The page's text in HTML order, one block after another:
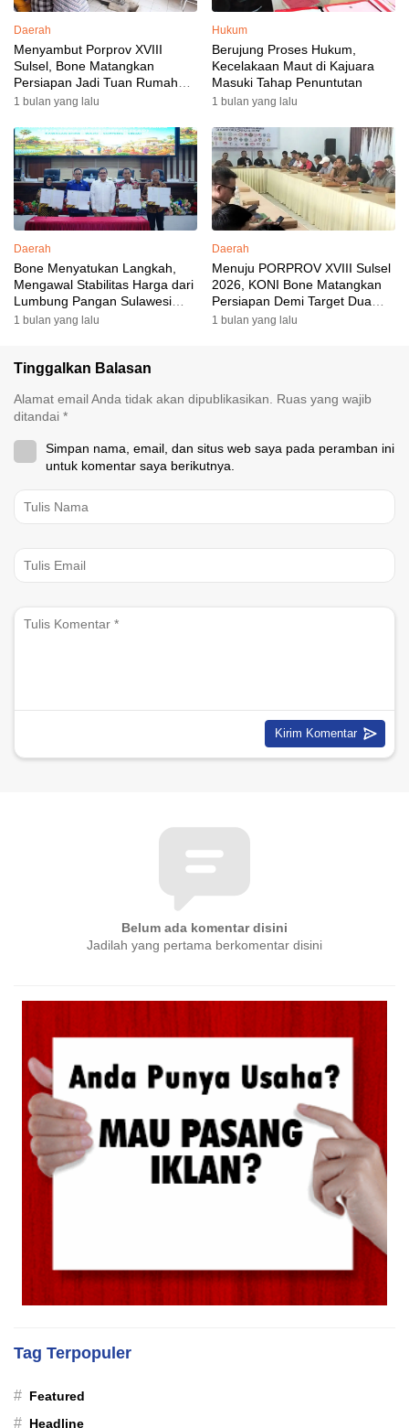
Daerah
Menyambut Porprov XVIII
Sulsel, Bone Matangkan
Persiapan Jadi Tuan Rumah
yang Berkesan: Wakil Bupati
Targetkan Venue dan
Akomodasi Rampung
1 bulan yang lalu
Hukum
Berujung Proses Hukum,
Kecelakaan Maut di Kajuara
Masuki Tahap Penuntutan
1 bulan yang lalu
Daerah
Bone Menyatukan Langkah,
Mengawal Stabilitas Harga dari
Lumbung Pangan Sulawesi
Selatan
1 bulan yang lalu
Daerah
Menuju PORPROV XVIII Sulsel
2026, KONI Bone Matangkan
Persiapan Demi Target Dua
Besar
1 bulan yang lalu
Tinggalkan Balasan
Alamat email Anda tidak akan dipublikasikan.
Ruas yang wajib
ditandai *
Simpan nama, email, dan situs web saya pada peramban ini
untuk komentar saya berikutnya.
Belum ada komentar disini
Jadilah yang pertama berkomentar disini
Tag Terpopuler
# Featured
# Headline